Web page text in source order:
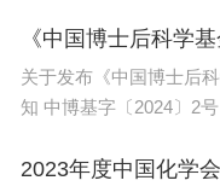
关于发布《中国博士后
2023年度中国化学